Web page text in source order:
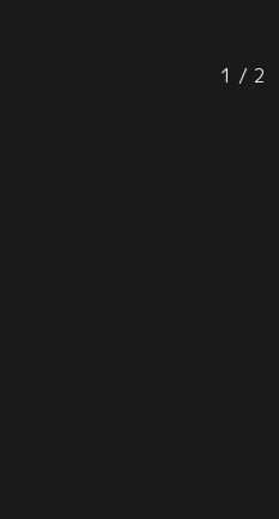
とだったと後悔するスアだが、ジウ
ンは人を愛するのは悪いことかと口
1